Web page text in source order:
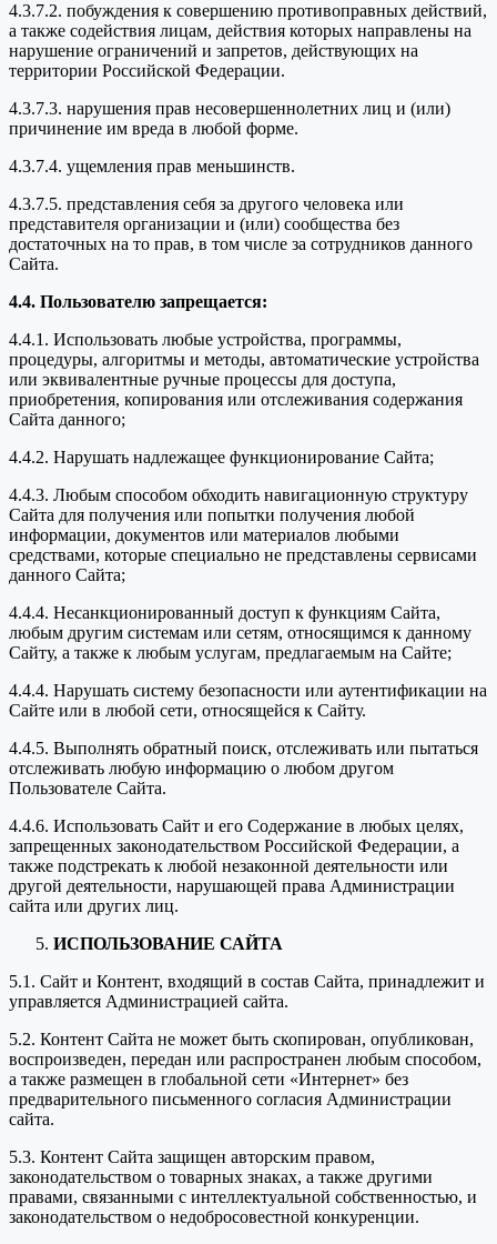
4.3.7.2. побуждения к совершению противоправных действий,
а также содействия лицам, действия которых направлены на
нарушение ограничений и запретов, действующих на
территории Российской Федерации.
4.3.7.3. нарушения прав несовершеннолетних лиц и (или)
причинение им вреда в любой форме.
4.3.7.4. ущемления прав меньшинств.
4.3.7.5. представления себя за другого человека или
представителя организации и (или) сообщества без
достаточных на то прав, в том числе за сотрудников данного
Сайта.
4.4. Пользователю запрещается:
4.4.1. Использовать любые устройства, программы,
процедуры, алгоритмы и методы, автоматические устройства
или эквивалентные ручные процессы для доступа,
приобретения, копирования или отслеживания содержания
Сайта данного;
4.4.2. Нарушать надлежащее функционирование Сайта;
4.4.3. Любым способом обходить навигационную структуру
Сайта для получения или попытки получения любой
информации, документов или материалов любыми
средствами, которые специально не представлены сервисами
данного Сайта;
4.4.4. Несанкционированный доступ к функциям Сайта,
любым другим системам или сетям, относящимся к данному
Сайту, а также к любым услугам, предлагаемым на Сайте;
4.4.4. Нарушать систему безопасности или аутентификации на
Сайте или в любой сети, относящейся к Сайту.
4.4.5. Выполнять обратный поиск, отслеживать или пытаться
отслеживать любую информацию о любом другом
Пользователе Сайта.
4.4.6. Использовать Сайт и его Содержание в любых целях,
запрещенных законодательством Российской Федерации, а
также подстрекать к любой незаконной деятельности или
другой деятельности, нарушающей права Администрации
сайта или других лиц.
ИСПОЛЬЗОВАНИЕ САЙТА
5.1. Сайт и Контент, входящий в состав Сайта, принадлежит и
управляется Администрацией сайта.
5.2. Контент Сайта не может быть скопирован, опубликован,
воспроизведен, передан или распространен любым способом,
а также размещен в глобальной сети «Интернет» без
предварительного письменного согласия Администрации
сайта.
5.3. Контент Сайта защищен авторским правом,
законодательством о товарных знаках, а также другими
правами, связанными с интеллектуальной собственностью, и
законодательством о недобросовестной конкуренции.